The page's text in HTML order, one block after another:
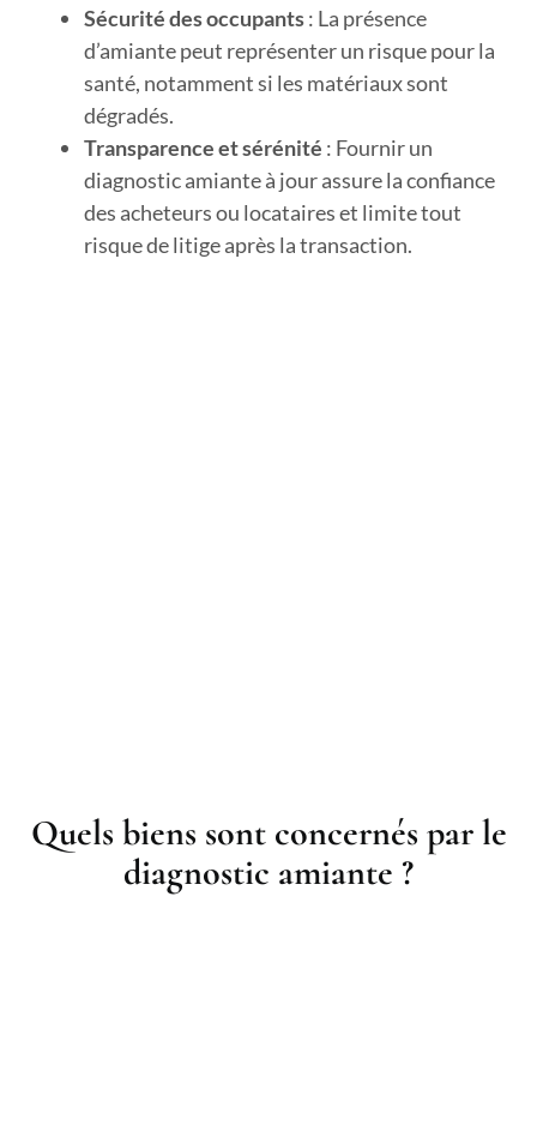
Sécurité des occupants: La présence
d’amiante peut représenter un risque pour la
santé, notamment si les matériaux sont
dégradés.
Transparence et sérénité : Fournir un
diagnostic amiante à jour assure la confiance
des acheteurs ou locataires et limite tout
risque de litige après la transaction.
Quels biens sont concernés par le
diagnostic amiante ?